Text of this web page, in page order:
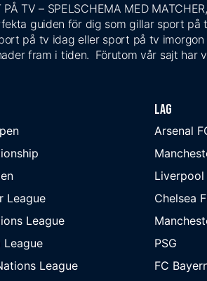
PÅ TV – SPELSCHEMA MED
guiden för dig som gillar sport på
på tv idag eller sport på tv
fram i tiden. Förutom vår sajt har
League
League
League
League
Lag
Arsenal
Liverpool
Chelsea
PSG
FC